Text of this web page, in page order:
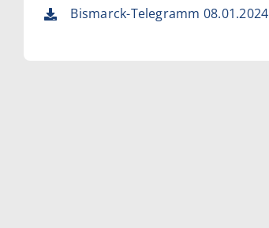
Bismarck-Telegramm 08.01.2024